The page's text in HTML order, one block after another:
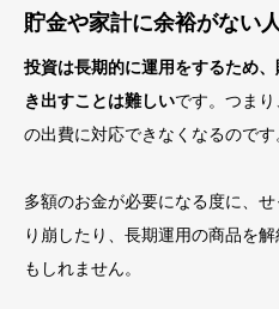
貯金や家計に余裕がない
投資は長期的に運用をするため
き出すことは難しいです。つま
の出費に対応できなくなるのです
多額のお金が必要になる度に、
り崩したり、長期運用の商品を
もしれません。